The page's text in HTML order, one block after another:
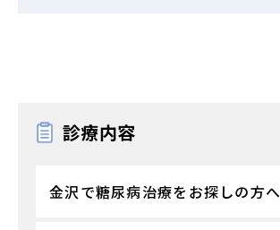
診療内容
金沢で糖尿病治療をお探しの方へ